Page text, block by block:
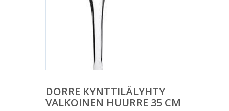
DORRE KYNTTILÄLYHTY
VALKOINEN HUURRE 35 CM